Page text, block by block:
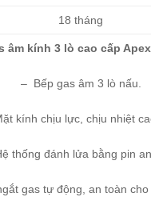
18 tháng
âm kính 3 lò cao cấp
– Bếp gas âm 3 lò nấu.
kính chịu lực, chịu nhiệt
thống đánh lửa bằng pin
gas tự động, an toàn